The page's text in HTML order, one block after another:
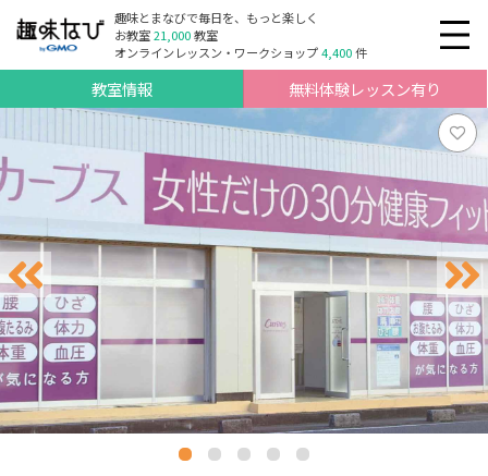
趣味とまなびで毎日を、もっと楽しく
お教室21,000教室
オンラインレッスン・ワークショップ4,400件
教室情報 無料体験レッスン有り